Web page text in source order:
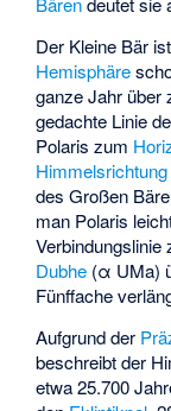
Der Kleine Bär
Hemisphäre
ganze Jahr
gedachte Linie
Polaris zum
Himmelsrichtung
des Großen
man Polaris
Verbindungslinie
Dubhe (α UMa)
Fünffache
Aufgrund der
beschreibt der
etwa 25.700